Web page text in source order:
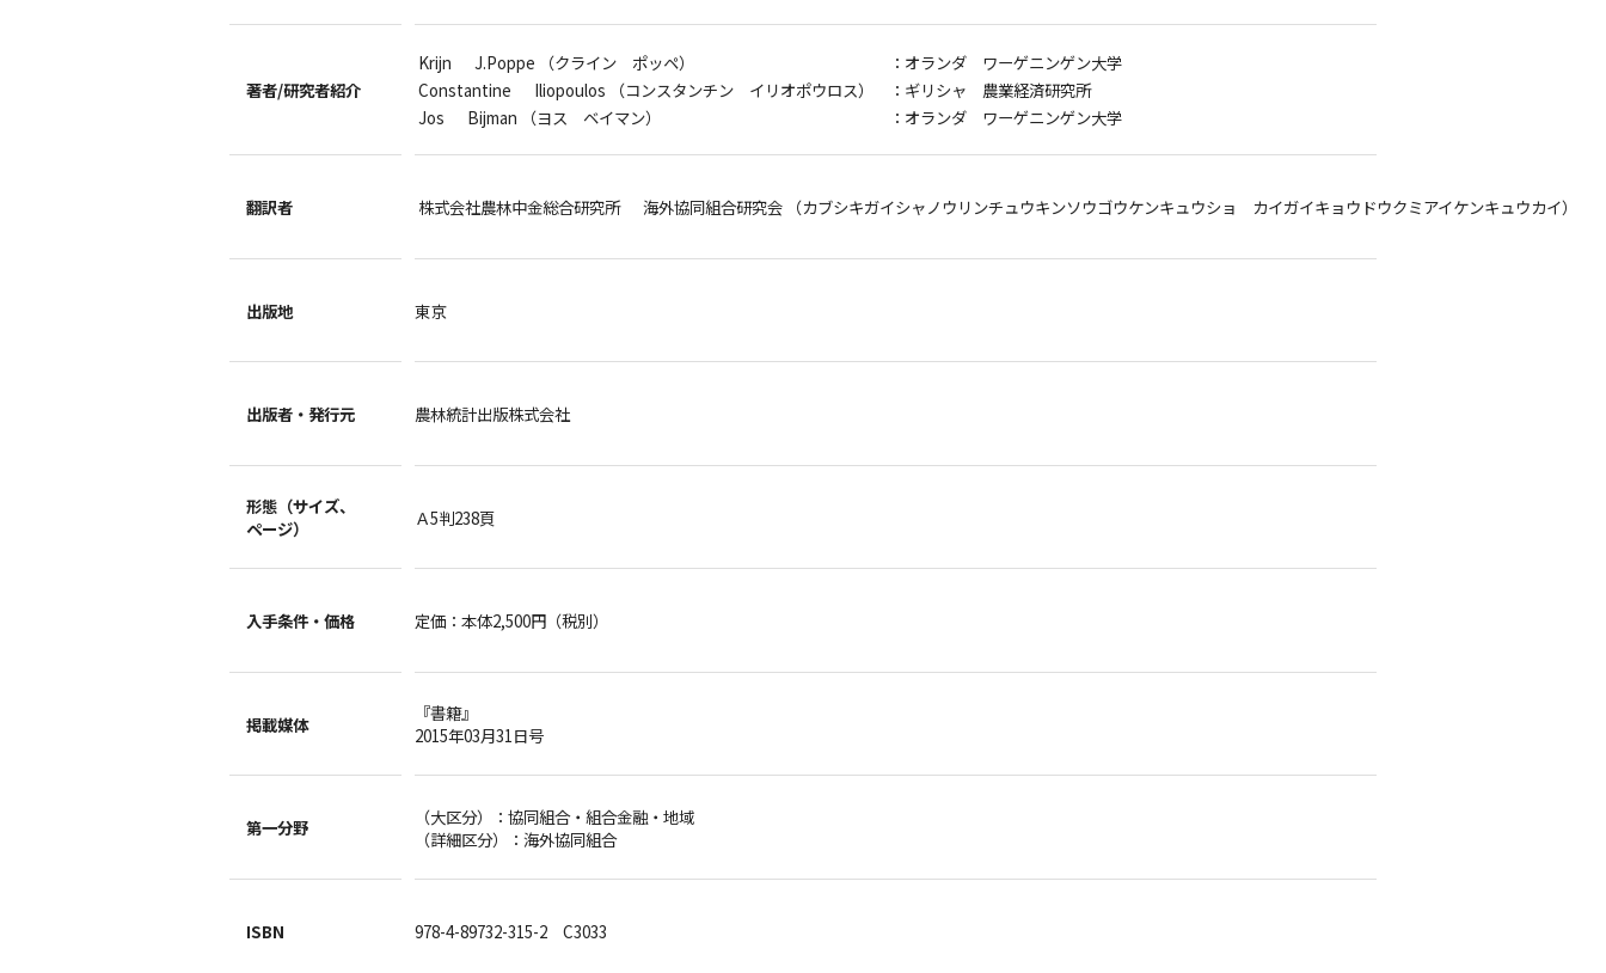
著者/研究者紹介
Krijn J.Poppe （クライン ポッペ）
：オランダ ワーゲニンゲン大学
Constantine Iliopoulos （コンスタンチン イリオポウロス）
：ギリシャ 農業経済研究所
Jos Bijman （ヨス ベイマン）
：オランダ ワーゲニンゲン大学
翻訳者 株式会社農林中金総合研究所 海外協同組合研究会 （カブシキガイシャノウリンチュウキンソウゴウケンキュウショ カイガイキョウドウクミアイケンキュウカイ）
出版地 東京
出版者・ 発行元 農林統計出版株式会社
形態（サイズ、
ページ）
Ａ5判238頁
入手条件・ 価格 定価：本体2,500円（税別）
掲載媒体
『書籍』
2015年03月31日号
第一分野
（大区分）：協同組合・組合金融・地域
（詳細区分）：海外協同組合
ISBN 978-4-89732-315-2 C3033